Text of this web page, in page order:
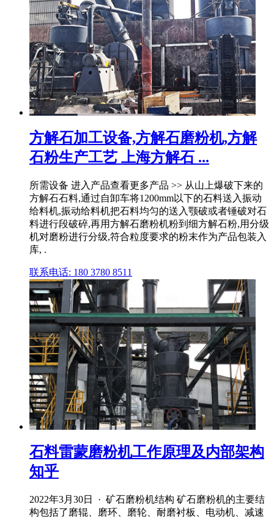
方解石加工设备,方解石磨粉机,方解
石粉生产工艺 上海方解石 ...
所需设备 进入产品查看更多产品 >> 从山上爆破下来的
方解石石料,通过自卸车将1200mm以下的石料送入振动
给料机,振动给料机把石料均匀的送入颚破或者锤破对石
料进行段破碎,再用方解石磨粉机粉到细方解石粉,用分级
机对磨粉进行分级,符合粒度要求的粉末作为产品包装入
库, .
联系电话: 180 3780 8511
石料雷蒙磨粉机工作原理及内部架构
知乎
2022年3月30日 · 矿石磨粉机结构 矿石磨粉机的主要结
构包括了磨辊、磨环、磨轮、耐磨衬板、电动机、减速